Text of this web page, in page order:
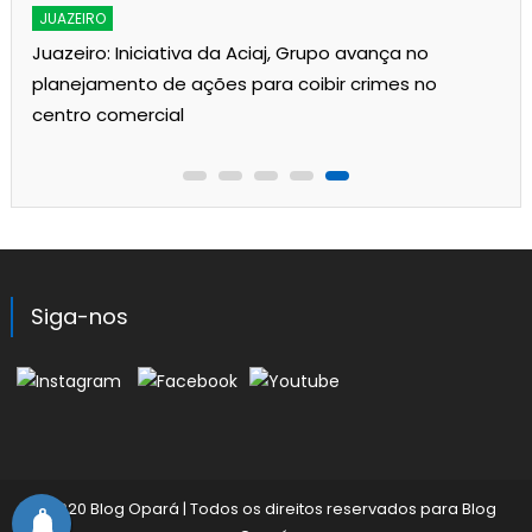
JUAZEIRO
Juazeiro: Iniciativa da Aciaj, Grupo avança no
planejamento de ações para coibir crimes no
centro comercial
Siga-nos
©2020 Blog Opará | Todos os direitos reservados para Blog